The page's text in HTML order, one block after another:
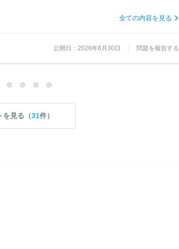
全ての内容を見る
公開日：2026年6月30日 問題を報告する
を見る（31件）